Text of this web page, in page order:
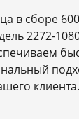
в сборе
2272-